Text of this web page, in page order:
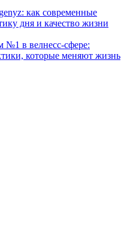
как современные
дня и качество жизни
№1 в велнесс-сфере:
которые меняют жизнь